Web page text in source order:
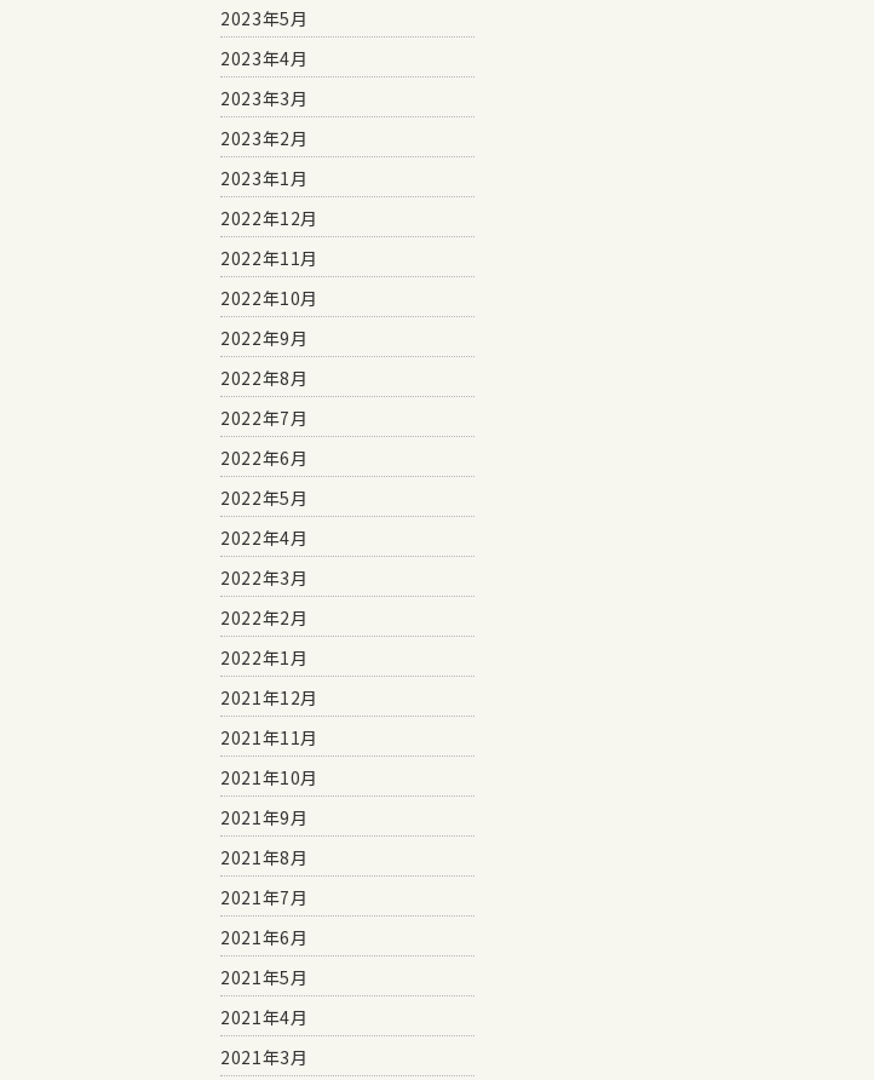
2023年5月
2023年4月
2023年3月
2023年2月
2023年1月
2022年12月
2022年11月
2022年10月
2022年9月
2022年8月
2022年7月
2022年6月
2022年5月
2022年4月
2022年3月
2022年2月
2022年1月
2021年12月
2021年11月
2021年10月
2021年9月
2021年8月
2021年7月
2021年6月
2021年5月
2021年4月
2021年3月